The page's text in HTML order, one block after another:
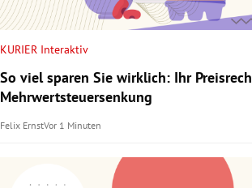
KURIER Interaktiv
So viel sparen Sie wirklich: Ihr
Mehrwertsteuersenkung
Felix ErnstVor 1 Minuten